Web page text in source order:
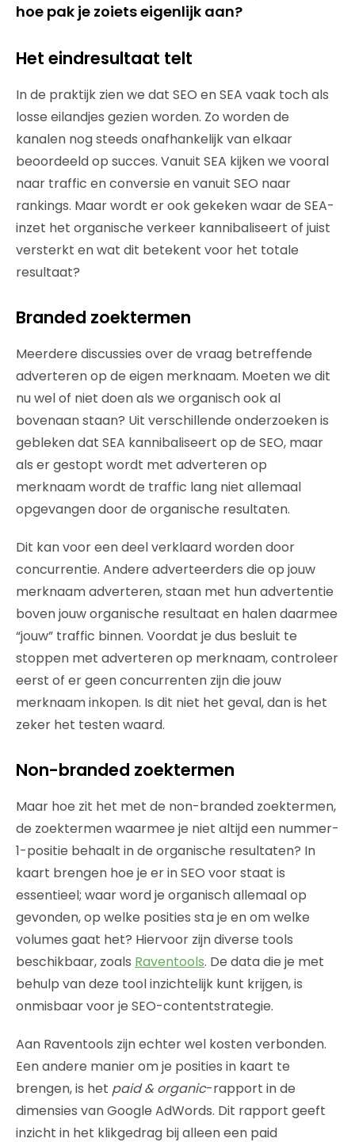
hoe pak je zoiets eigenlijk aan?
Het eindresultaat telt
In de praktijk zien we dat SEO en SEA vaak toch als
losse eilandjes gezien worden. Zo worden de
kanalen nog steeds onafhankelijk van elkaar
beoordeeld op succes. Vanuit SEA kijken we vooral
naar traffic en conversie en vanuit SEO naar
rankings. Maar wordt er ook gekeken waar de SEA-
inzet het organische verkeer kannibaliseert of juist
versterkt en wat dit betekent voor het totale
resultaat?
Branded zoektermen
Meerdere discussies over de vraag betreffende
adverteren op de eigen merknaam. Moeten we dit
nu wel of niet doen als we organisch ook al
bovenaan staan? Uit verschillende onderzoeken is
gebleken dat SEA kannibaliseert op de SEO, maar
als er gestopt wordt met adverteren op
merknaam wordt de traffic lang niet allemaal
opgevangen door de organische resultaten.
Dit kan voor een deel verklaard worden door
concurrentie. Andere adverteerders die op jouw
merknaam adverteren, staan met hun advertentie
boven jouw organische resultaat en halen daarmee
“jouw” traffic binnen. Voordat je dus besluit te
stoppen met adverteren op merknaam, controleer
eerst of er geen concurrenten zijn die jouw
merknaam inkopen. Is dit niet het geval, dan is het
zeker het testen waard.
Non-branded zoektermen
Maar hoe zit het met de non-branded zoektermen,
de zoektermen waarmee je niet altijd een nummer-
1-positie behaalt in de organische resultaten? In
kaart brengen hoe je er in SEO voor staat is
essentieel; waar word je organisch allemaal op
gevonden, op welke posities sta je en om welke
volumes gaat het? Hiervoor zijn diverse tools
beschikbaar, zoals Raventools. De data die je met
behulp van deze tool inzichtelijk kunt krijgen, is
onmisbaar voor je SEO-contentstrategie.
Aan Raventools zijn echter wel kosten verbonden.
Een andere manier om je posities in kaart te
brengen, is het paid & organic-rapport in de
dimensies van Google AdWords. Dit rapport geeft
inzicht in het klikgedrag bij alleen een paid